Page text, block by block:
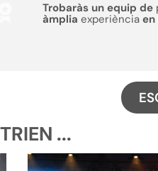
Trobaràs un equip de
àmplia experiència en
...